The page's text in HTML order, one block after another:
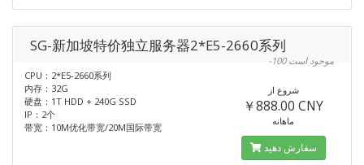
SG-新加坡特价独立服务器2*E5-2660系列
-100 موجود است
CPU：2*E5-2660系列
内存：32G
硬盘：1T HDD + 240G SSD
IP：2个
带宽：10M优化带宽/20M国际带宽
شروع از
￥888.00 CNY
ماهانه
سفارش دهید